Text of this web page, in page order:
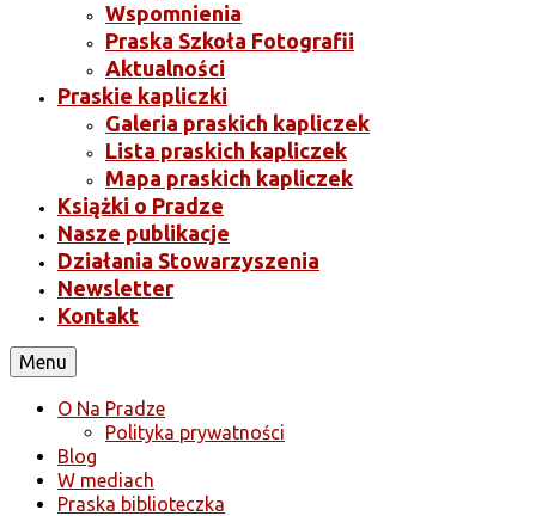
Wspomnienia
Praska Szkoła Fotografii
Aktualności
Praskie kapliczki
Galeria praskich kapliczek
Lista praskich kapliczek
Mapa praskich kapliczek
Książki o Pradze
Nasze publikacje
Działania Stowarzyszenia
Newsletter
Kontakt
Menu
O Na Pradze
Polityka prywatności
Blog
W mediach
Praska biblioteczka